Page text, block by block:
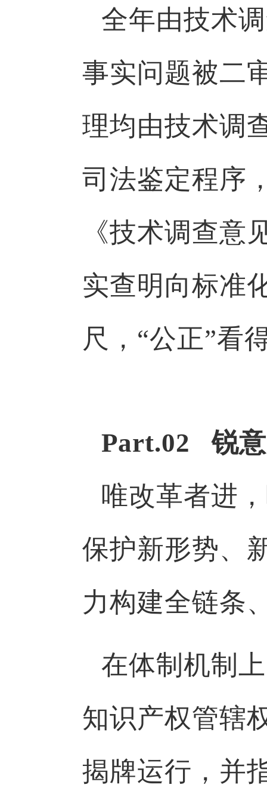
全年由技术
事实问题被二
理均由技术调
司法鉴定程序
《技术调查意
实查明向标准
尺，“公正”看
Part.02 锐意
唯改革者进
保护新形势、
力构建全链条
在体制机制
知识产权管辖
揭牌运行，并